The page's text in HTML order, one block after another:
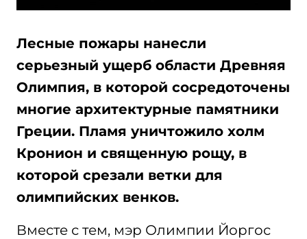
Лесные пожары нанесли
серьезный ущерб области Древняя
Олимпия, в которой сосредоточены
многие архитектурные памятники
Греции. Пламя уничтожило холм
Кронион и священную рощу, в
которой срезали ветки для
олимпийских венков.
Вместе с тем, мэр Олимпии Йоргос